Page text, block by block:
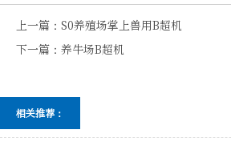
上一篇： S0养殖场掌上兽用B超机
下一篇： 养牛场B超机
相关推荐：